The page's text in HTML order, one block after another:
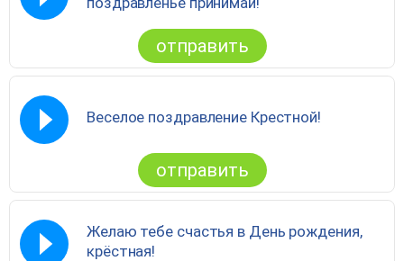
отправить
Веселое поздравление Крестной!
отправить
Желаю тебе счастья в День рождения,
крёстная!